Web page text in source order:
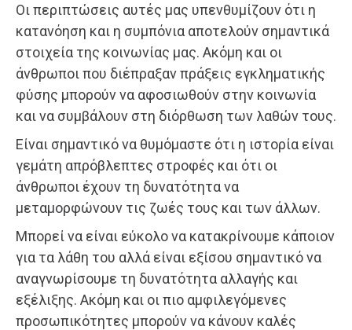
Οι περιπτώσεις αυτές μας υπενθυμίζουν ότι η
κατανόηση και η συμπόνια αποτελούν σημαντικά
στοιχεία της κοινωνίας μας. Ακόμη και οι
άνθρωποι που διέπραξαν πράξεις εγκληματικής
φύσης μπορούν να αφοσιωθούν στην κοινωνία
και να συμβάλουν στη διόρθωση των λαθών τους.
Είναι σημαντικό να θυμόμαστε ότι η ιστορία είναι
γεμάτη απρόβλεπτες στροφές και ότι οι
άνθρωποι έχουν τη δυνατότητα να
μεταμορφώνουν τις ζωές τους και των άλλων.
Μπορεί να είναι εύκολο να κατακρίνουμε κάποιον
για τα λάθη του αλλά είναι εξίσου σημαντικό να
αναγνωρίσουμε τη δυνατότητα αλλαγής και
εξέλιξης. Ακόμη και οι πιο αμφιλεγόμενες
προσωπικότητες μπορούν να κάνουν καλές